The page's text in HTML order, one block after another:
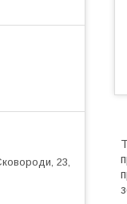
23,